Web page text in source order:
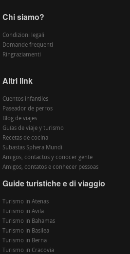
Chi siamo?
Condizioni legali
Domande frequenti
Ringraziamenti
Altri link
Cuentos infantiles
Paseador de perros
Blog de viajes
Guías de viaje y turismo
Recetas de cocina
Subastas Sphera Mundi
Amigos, contactos y conocer gente
Amigos, contatos e conhecer pessoas
Guide turistiche e di viaggio
Turismo in Atenas
Turismo in Avila
Turismo in Bahamas
Turismo in Basilea
Turismo in Berna
Turismo in Cracovia